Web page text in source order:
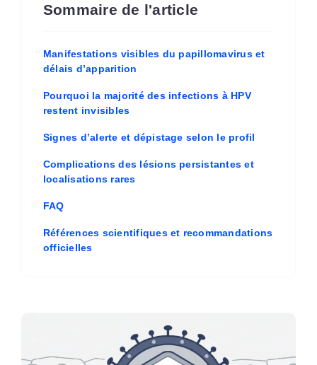
Sommaire de l'article
Manifestations visibles du papillomavirus et
délais d’apparition
Pourquoi la majorité des infections à HPV
restent invisibles
Signes d’alerte et dépistage selon le profil
Complications des lésions persistantes et
localisations rares
FAQ
Références scientifiques et recommandations
officielles